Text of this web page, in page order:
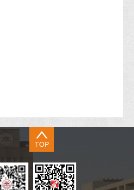
TOP